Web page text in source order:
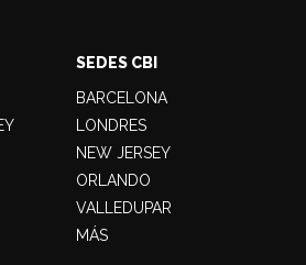
SEDES CBI
BARCELONA
LONDRES
NEW JERSEY
ORLANDO
VALLEDUPAR
MÁS